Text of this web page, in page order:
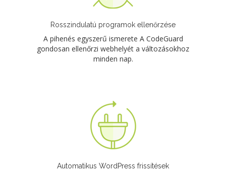
Rosszindulatú programok ellenőrzése
A pihenés egyszerű ismerete A CodeGuard
gondosan ellenőrzi webhelyét a változásokhoz
minden nap.
Automatikus WordPress frissítések